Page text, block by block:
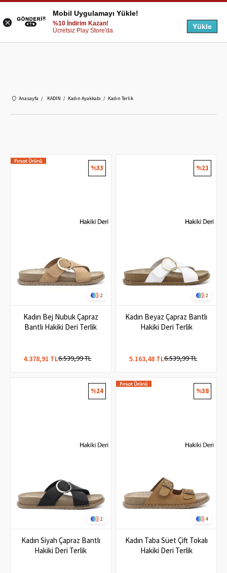
Anasayfa KADIN Kadın Ayakkabı Kadın Terlik
2
Kadın Bej Nubuk Çapraz
Bantlı Hakiki Deri Terlik
4.378,91 TL6.539,99 TL
%33
2
Kadın Beyaz Çapraz Bantlı
Hakiki Deri Terlik
5.163,48 TL6.539,99 TL
%21
2
Kadın Siyah Çapraz Bantlı
Hakiki Deri Terlik
%24
4
Kadın Taba Süet Çift Tokalı
Hakiki Deri Terlik
%38
Mobil Uygulamayı Yükle!
%10 İndirim Kazan!
Ücretsiz Play Store'da
Yükle